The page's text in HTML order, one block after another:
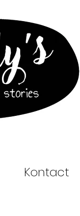
Kontact